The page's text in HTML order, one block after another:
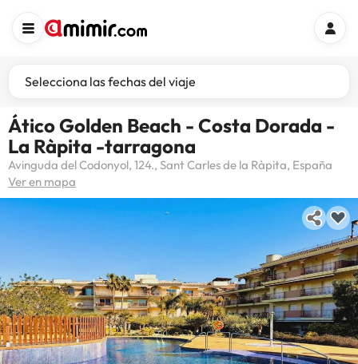
Selecciona las fechas del viaje
Ático Golden Beach - Costa Dorada -
La Ràpita -tarragona
Avinguda del Codonyol, 124., Sant Carles de la Ràpita, España
Ver en mapa